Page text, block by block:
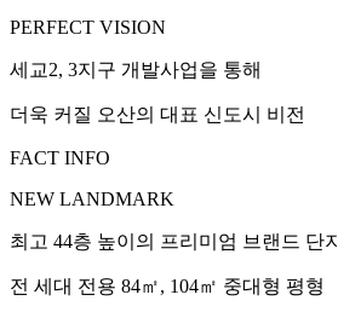
PERFECT VISION
세교2, 3지구 개발사업을 통해
더욱 커질 오산의 대표 신도시 비전
FACT INFO
NEW LANDMARK
최고 44층 높이의 프리미엄 브랜드 단지
전 세대 전용 84㎡, 104㎡ 중대형 평형